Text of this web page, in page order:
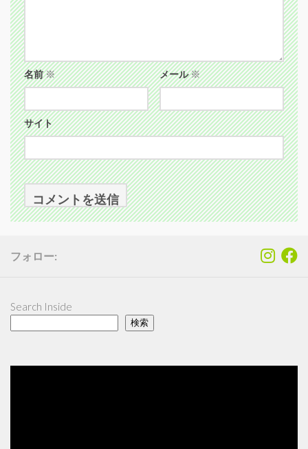
名前※ メール※
サイト
フォロー:
Search Inside
検索